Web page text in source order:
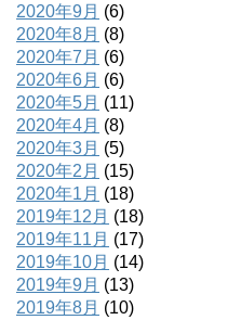
2020年9月 (6)
2020年8月 (8)
2020年7月 (6)
2020年6月 (6)
2020年5月 (11)
2020年4月 (8)
2020年3月 (5)
2020年2月 (15)
2020年1月 (18)
2019年12月 (18)
2019年11月 (17)
2019年10月 (14)
2019年9月 (13)
2019年8月 (10)